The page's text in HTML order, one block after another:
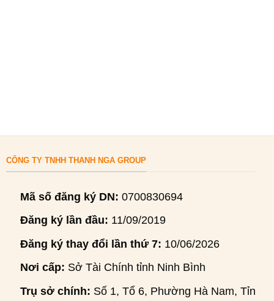
CÔNG TY TNHH THANH NGA GROUP
Mã số đăng ký DN: 0700830694
Đăng ký lần đầu: 11/09/2019
Đăng ký thay đổi lần thứ 7: 10/06/2026
Nơi cấp: Sở Tài Chính tỉnh Ninh Bình
Trụ sở chính: Số 1, Tổ 6, Phường Hà Nam, Tỉnh